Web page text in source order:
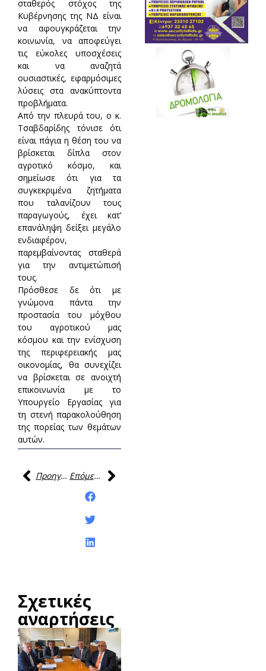
σταθερός στόχος της
Κυβέρνησης της ΝΔ είναι
να αφουγκράζεται την
κοινωνία, να αποφεύγει
τις εύκολες υποσχέσεις
και να αναζητά
ουσιαστικές, εφαρμόσιμες
λύσεις στα ανακύπτοντα
προβλήματα.
Από την πλευρά του, ο κ.
Τσαβδαρίδης τόνισε ότι
είναι πάγια η θέση του να
βρίσκεται δίπλα στον
αγροτικό κόσμο, και
σημείωσε ότι για τα
συγκεκριμένα ζητήματα
που ταλανίζουν τους
παραγωγούς, έχει κατ’
επανάληψη δείξει μεγάλο
ενδιαφέρον,
παρεμβαίνοντας σταθερά
για την αντιμετώπισή
τους.
Πρόσθεσε δε ότι με
γνώμονα πάντα την
προστασία του μόχθου
του αγροτικού μας
κόσμου και την ενίσχυση
της περιφερειακής μας
οικονομίας, θα συνεχίζει
να βρίσκεται σε ανοιχτή
επικοινωνία με το
Υπουργείο Εργασίας για
τη στενή παρακολούθηση
της πορείας των θεμάτων
αυτών.
Προηγούμενη
Επόμενη
Σχετικές
αναρτήσεις